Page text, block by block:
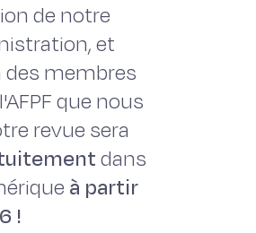
de notre
et
des membres
que nous
revue sera
dans
à partir
!